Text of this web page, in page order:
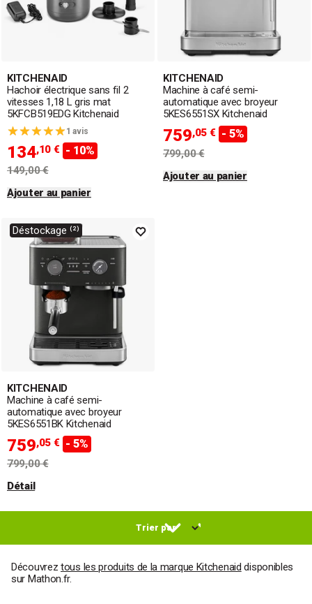
KITCHENAID
Hachoir électrique sans fil 2
vitesses 1,18 L gris mat
5KFCB519EDG Kitchenaid
1 avis
134,10 € - 10%
149,00 €
Ajouter au panier
KITCHENAID
Machine à café semi-
automatique avec broyeur
5KES6551SX Kitchenaid
759,05 € - 5%
799,00 €
Ajouter au panier
Déstockage ⁽²⁾
KITCHENAID
Machine à café semi-
automatique avec broyeur
5KES6551BK Kitchenaid
759,05 € - 5%
799,00 €
Détail
Découvrez tous les produits de la marque Kitchenaid disponibles
sur Mathon.fr.